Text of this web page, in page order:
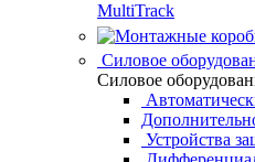
MultiTrack
Силовое
Силовое
Устройства